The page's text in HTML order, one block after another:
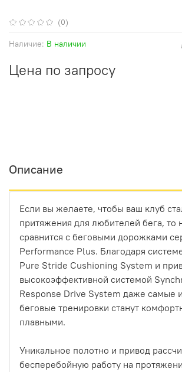
(0)
Наличие: В наличии
Цена по запросу
Описание
Если вы желаете, чтобы ваш клуб
притяжения для любителей бега, то
сравнится с беговыми дорожками
Performance Plus. Благодаря
Pure Stride Cushioning System и
высокоэффективной системой
Response Drive System даже самые
беговые тренировки станут
плавными.
Уникальное полотно и привод
бесперебойную работу на